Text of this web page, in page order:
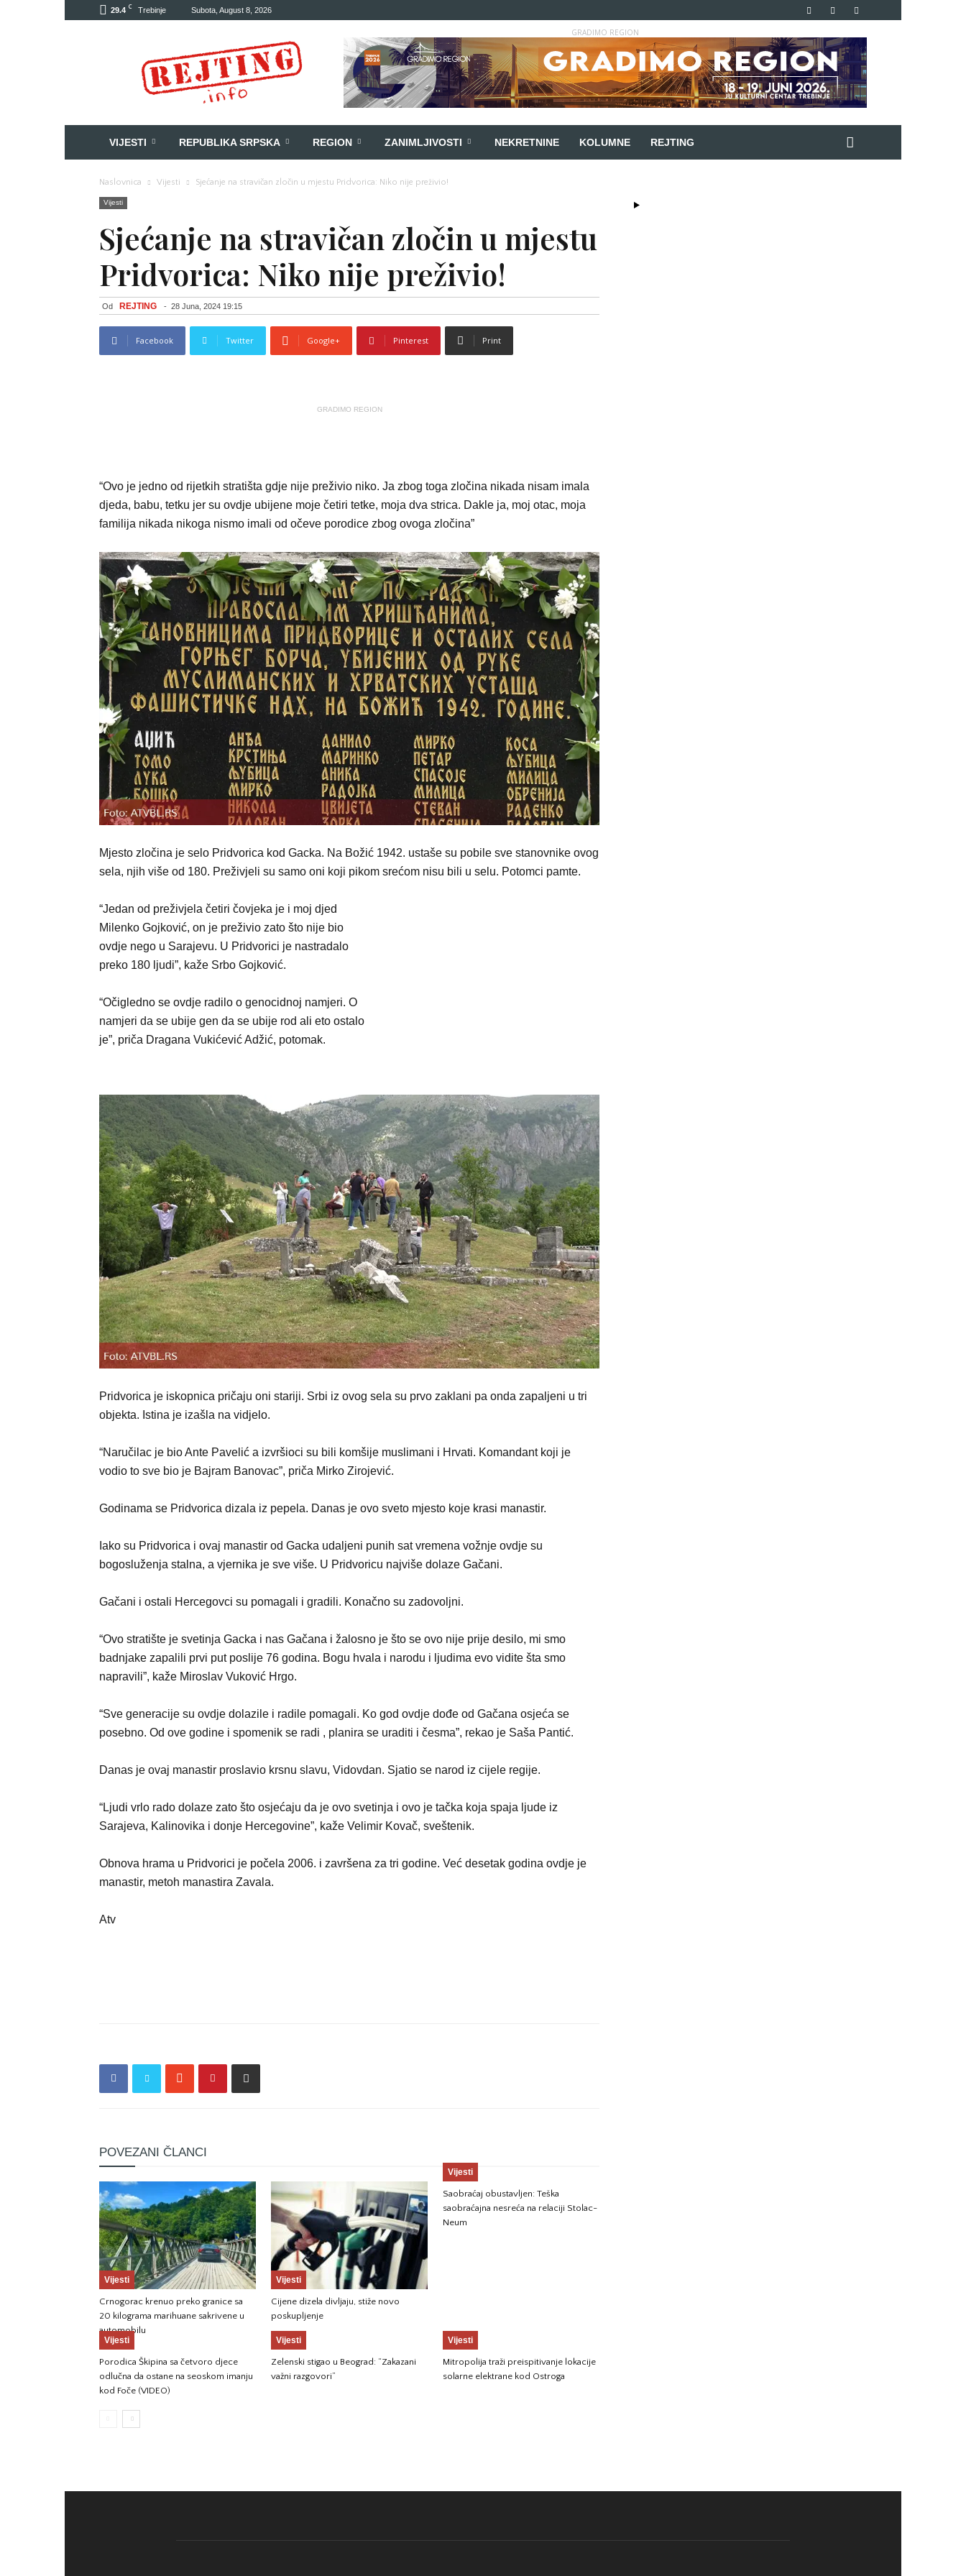
29.4 C Trebinje Subota, August 8, 2026
GRADIMO REGION
VIJESTI REPUBLIKA SRPSKA REGION ZANIMLJIVOSTI NEKRETNINE KOLUMNE REJTING
Naslovnica Vijesti Sjećanje na stravičan zločin u mjestu Pridvorica: Niko nije preživio!
Vijesti
Sjećanje na stravičan zločin u mjestu
Pridvorica: Niko nije preživio!
Od REJTING - 28 Juna, 2024 19:15
Facebook Twitter Google+ Pinterest Print
GRADIMO REGION
“Ovo je jedno od rijetkih stratišta gdje nije preživio niko. Ja zbog toga zločina nikada nisam imala
djeda, babu, tetku jer su ovdje ubijene moje četiri tetke, moja dva strica. Dakle ja, moj otac, moja
familija nikada nikoga nismo imali od očeve porodice zbog ovoga zločina”
Mjesto zločina je selo Pridvorica kod Gacka. Na Božić 1942. ustaše su pobile sve stanovnike ovog
sela, njih više od 180. Preživjeli su samo oni koji pikom srećom nisu bili u selu. Potomci pamte.
“Jedan od preživjela četiri čovjeka je i moj djed
Milenko Gojković, on je preživio zato što nije bio
ovdje nego u Sarajevu. U Pridvorici je nastradalo
preko 180 ljudi”, kaže Srbo Gojković.
“Očigledno se ovdje radilo o genocidnoj namjeri. O
namjeri da se ubije gen da se ubije rod ali eto ostalo
je”, priča Dragana Vukićević Adžić, potomak.
Pridvorica je iskopnica pričaju oni stariji. Srbi iz ovog sela su prvo zaklani pa onda zapaljeni u tri
objekta. Istina je izašla na vidjelo.
“Naručilac je bio Ante Pavelić a izvršioci su bili komšije muslimani i Hrvati. Komandant koji je
vodio to sve bio je Bajram Banovac”, priča Mirko Zirojević.
Godinama se Pridvorica dizala iz pepela. Danas je ovo sveto mjesto koje krasi manastir.
Iako su Pridvorica i ovaj manastir od Gacka udaljeni punih sat vremena vožnje ovdje su
bogosluženja stalna, a vjernika je sve više. U Pridvoricu najviše dolaze Gačani.
Gačani i ostali Hercegovci su pomagali i gradili. Konačno su zadovoljni.
“Ovo stratište je svetinja Gacka i nas Gačana i žalosno je što se ovo nije prije desilo, mi smo
badnjake zapalili prvi put poslije 76 godina. Bogu hvala i narodu i ljudima evo vidite šta smo
napravili”, kaže Miroslav Vuković Hrgo.
“Sve generacije su ovdje dolazile i radile pomagali. Ko god ovdje dođe od Gačana osjeća se
posebno. Od ove godine i spomenik se radi , planira se uraditi i česma”, rekao je Saša Pantić.
Danas je ovaj manastir proslavio krsnu slavu, Vidovdan. Sjatio se narod iz cijele regije.
“Ljudi vrlo rado dolaze zato što osjećaju da je ovo svetinja i ovo je tačka koja spaja ljude iz
Sarajeva, Kalinovika i donje Hercegovine”, kaže Velimir Kovač, sveštenik.
Obnova hrama u Pridvorici je počela 2006. i završena za tri godine. Već desetak godina ovdje je
manastir, metoh manastira Zavala.
Atv
POVEZANI ČLANCI
Vijesti
Crnogorac krenuo preko granice sa
20 kilograma marihuane sakrivene u
automobilu
Vijesti
Cijene dizela divljaju, stiže novo
poskupljenje
Vijesti
Saobraćaj obustavljen: Teška
saobraćajna nesreća na relaciji Stolac-
Neum
Vijesti
Porodica Škipina sa četvoro djece
odlučna da ostane na seoskom imanju
kod Foče (VIDEO)
Vijesti
Zelenski stigao u Beograd: “Zakazani
važni razgovori”
Vijesti
Mitropolija traži preispitivanje lokacije
solarne elektrane kod Ostroga